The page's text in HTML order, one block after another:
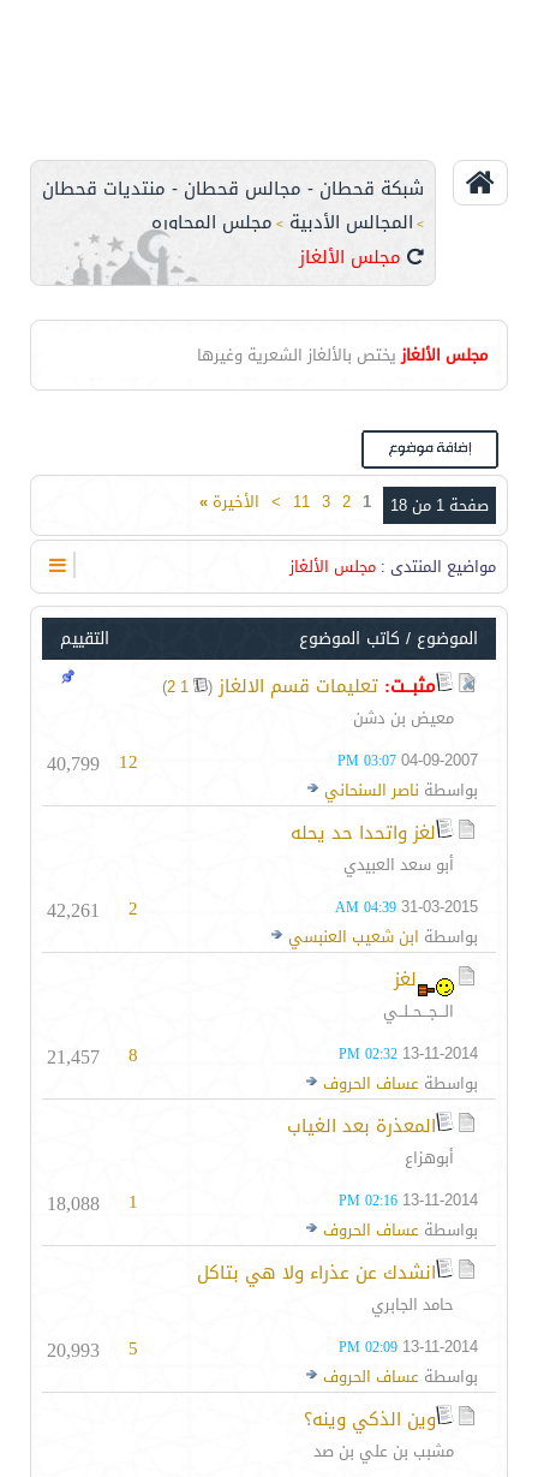
شبكة قحطان - مجالس قحطان - منتديات قحطان
> المجالس الأدبية > مجلس المحاوره
مجلس الألغاز
مجلس الألغاز يختص بالألغاز الشعرية وغيرها
صفحة 1 من 18 1
2
3
11
> الأخيرة»
مواضيع المنتدى : مجلس الألغاز
التقييم الموضوع / كاتب الموضوع
مثبــت: تعليمات قسم الالغاز‏
(
1
2
)
معيض بن دشن
04-09-2007
03:07 PM
بواسطة ناصر السنحاني
12
40,799
لغز واتحدا حد يحله
أبو سعد العبيدي
31-03-2015
04:39 AM
بواسطة ابن شعيب العنبسي
2
42,261
لغز
الـــجـــحــلــي
13-11-2014
02:32 PM
بواسطة عساف الحروف
8
21,457
المعذرة بعد الغياب
أبوهزاع
13-11-2014
02:16 PM
بواسطة عساف الحروف
1
18,088
انشدك عن عذراء ولا هي بتاكل
حامد الجابري
13-11-2014
02:09 PM
بواسطة عساف الحروف
5
20,993
وين الذكي وينه؟
مشبب بن علي بن صد